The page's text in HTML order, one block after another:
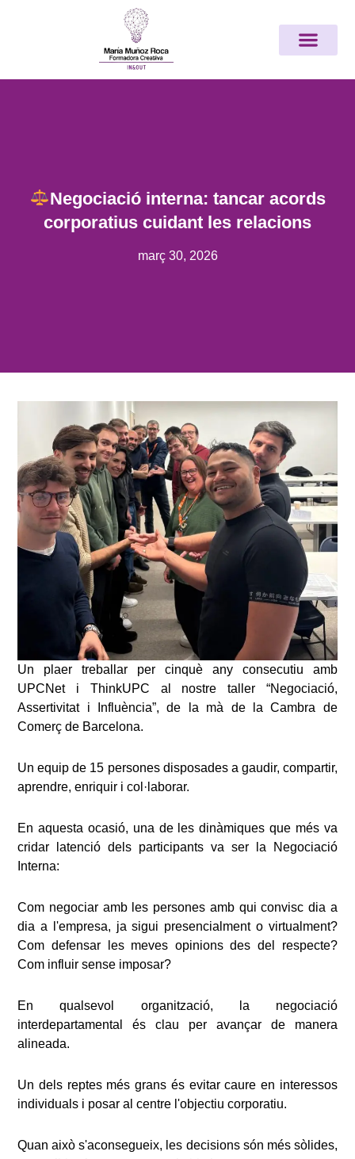
Negociació interna: tancar acords
corporatius cuidant les relacions
març 30, 2026
Un plaer treballar per cinquè any consecutiu amb
UPCNet i ThinkUPC al nostre taller “Negociació,
Assertivitat i Influència”, de la mà de la Cambra de
Comerç de Barcelona.
Un equip de 15 persones disposades a gaudir, compartir,
aprendre, enriquir i col·laborar.
En aquesta ocasió, una de les dinàmiques que més va
cridar latenció dels participants va ser la Negociació
Interna:
Com negociar amb les persones amb qui convisc dia a
dia a l'empresa, ja sigui presencialment o virtualment?
Com defensar les meves opinions des del respecte?
Com influir sense imposar?
En qualsevol organització, la negociació
interdepartamental és clau per avançar de manera
alineada.
Un dels reptes més grans és evitar caure en interessos
individuals i posar al centre l'objectiu corporatiu.
Quan això s'aconsegueix, les decisions són més sòlides,